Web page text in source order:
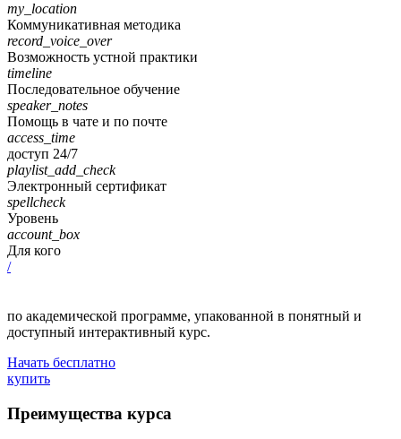
my_location
Коммуникативная методика
record_voice_over
Возможность устной практики
timeline
Последовательное обучение
speaker_notes
Помощь в чате и по почте
access_time
доступ 24/7
playlist_add_check
Электронный сертификат
spellcheck
Уровень
account_box
Для кого
/
по академической программе, упакованной в понятный и
доступный интерактивный курс.
Начать бесплатно
купить
Преимущества курса